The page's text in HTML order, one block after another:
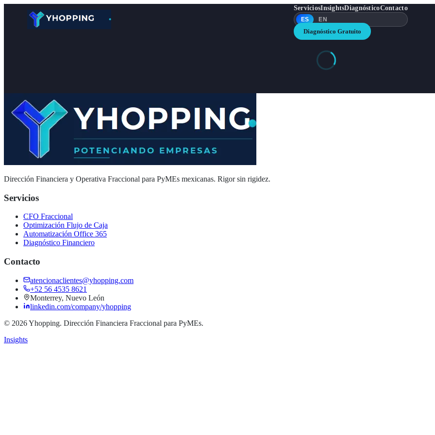
ServiciosInsightsDiagnósticoContacto
ES EN
Diagnóstico Gratuito
Dirección Financiera y Operativa Fraccional para PyMEs mexicanas. Rigor sin rigidez.
Servicios
CFO Fraccional
Optimización Flujo de Caja
Automatización Office 365
Diagnóstico Financiero
Contacto
atencionaclientes@yhopping.com
+52 56 4535 8621
Monterrey, Nuevo León
linkedin.com/company/yhopping
© 2026 Yhopping. Dirección Financiera Fraccional para PyMEs.
Insights